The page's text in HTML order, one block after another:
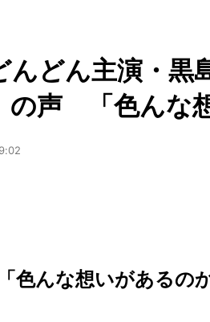
んどん主演・黒
の声 「色んな
「色んな想いがあるの